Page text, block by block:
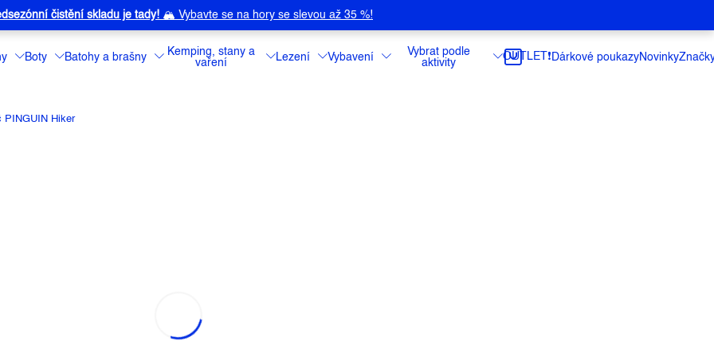
čistění skladu je tady! 🏔️ Vybavte se na hory se slevou až 35 %!
Boty Batohy a brašny
Kemping, stany a
vaření
Lezení Vybavení
Vybrat podle
aktivity
OUTLET❗️ Dárkové poukazyNovinky
PINGUIN Hiker